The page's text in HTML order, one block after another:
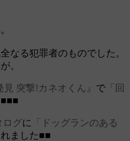
なる犯罪者のものでした。
。
見 突撃!カネオくん』 で 「回
■■■
ログに
「ドッグランのある
ました■■